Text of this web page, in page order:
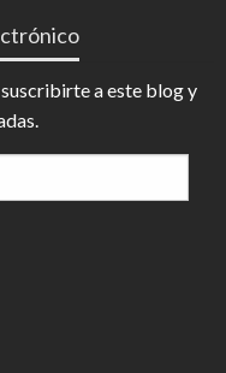
a este blog y